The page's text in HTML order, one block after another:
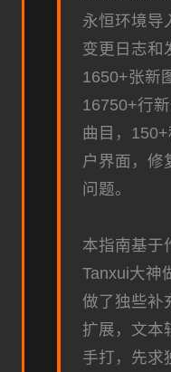
永恒环境导
变更日志和
1650+张新
16750+行
曲目，
户界面，修
问题。
本指南基于
Tanxui大神
做了独些补
扩展，文本
手打，先求